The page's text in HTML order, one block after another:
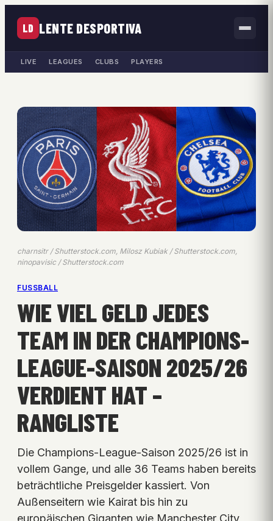
LD LENTE DESPORTIVA
LIVE LEAGUES CLUBS PLAYERS
charnsitr / Shutterstock.com, Milosz Kubiak / Shutterstock.com,
ninopavisic / Shutterstock.com
FUSSBALL
WIE VIEL GELD JEDES
TEAM IN DER CHAMPIONS-
LEAGUE-SAISON 2025/26
VERDIENT HAT –
RANGLISTE
Die Champions-League-Saison 2025/26 ist in
vollem Gange, und alle 36 Teams haben bereits
beträchtliche Preisgelder kassiert. Von
Außenseitern wie Kairat bis hin zu
europäischen Giganten wie Manchester City